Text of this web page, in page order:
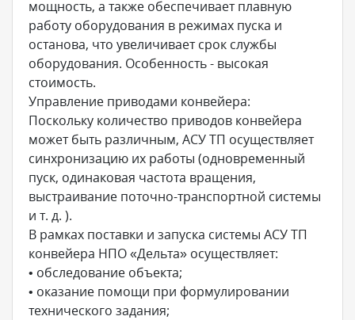
мощность, а также обеспечивает плавную
работу оборудования в режимах пуска и
останова, что увеличивает срок службы
оборудования. Особенность - высокая
стоимость.
Управление приводами конвейера:
Поскольку количество приводов конвейера
может быть различным, АСУ ТП осуществляет
синхронизацию их работы (одновременный
пуск, одинаковая частота вращения,
выстраивание поточно-транспортной системы
и т. д. ).
В рамках поставки и запуска системы АСУ ТП
конвейера НПО «Дельта» осуществляет:
• обследование объекта;
• оказание помощи при формулировании
технического задания;